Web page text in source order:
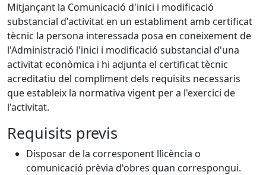
Mitjançant la Comunicació d'inici i modificació
substancial d'activitat en un establiment amb certificat
tècnic la persona interessada posa en coneixement de
l'Administració l'inici i modificació substancial d'una
activitat econòmica i hi adjunta el certificat tècnic
acreditatiu del compliment dels requisits necessaris
que estableix la normativa vigent per a l'exercici de
l'activitat.
Requisits previs
Disposar de la corresponent llicència o
comunicació prèvia d'obres quan correspongui.